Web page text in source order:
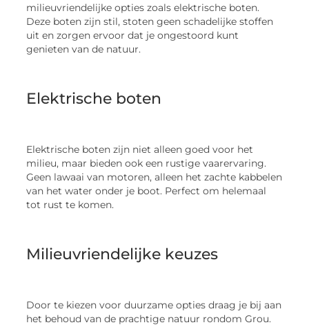
milieuvriendelijke opties zoals elektrische boten.
Deze boten zijn stil, stoten geen schadelijke stoffen
uit en zorgen ervoor dat je ongestoord kunt
genieten van de natuur.
Elektrische boten
Elektrische boten zijn niet alleen goed voor het
milieu, maar bieden ook een rustige vaarervaring.
Geen lawaai van motoren, alleen het zachte kabbelen
van het water onder je boot. Perfect om helemaal
tot rust te komen.
Milieuvriendelijke keuzes
Door te kiezen voor duurzame opties draag je bij aan
het behoud van de prachtige natuur rondom Grou.